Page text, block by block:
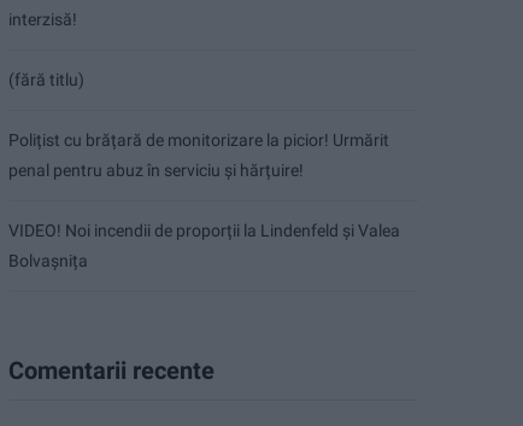
interzisă!
(fără titlu)
Polițist cu brățară de monitorizare la picior! Urmărit
penal pentru abuz în serviciu și hărțuire!
VIDEO! Noi incendii de proporții la Lindenfeld și Valea
Bolvașnița
Comentarii recente